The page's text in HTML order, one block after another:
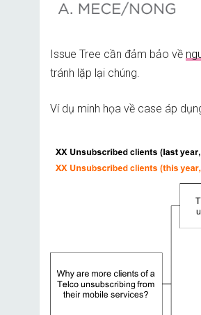
Issue Tree cần đảm bảo về
tránh lặp lại chúng.
Ví dụ minh họa về case áp